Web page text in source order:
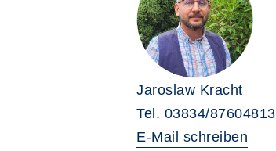
Jaroslaw Kracht
Tel. 03834/87604813
E-Mail schreiben